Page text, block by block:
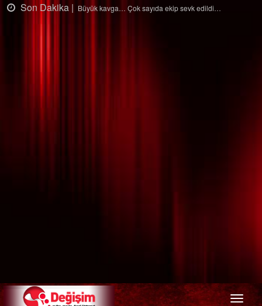
|Büyük kavga… Çok sayıda ekip sevk edildi… Son Dakika |
Menü